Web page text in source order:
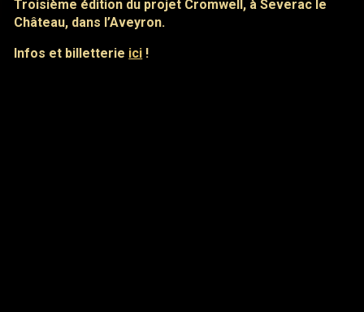
Troisième édition du projet Cromwell, à Severac le
Château, dans l’Aveyron.
Infos et billetterie ici !